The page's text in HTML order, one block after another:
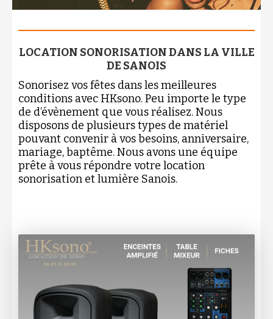
LOCATION SONORISATION DANS LA VILLE
DE SANOIS
Sonorisez vos fêtes dans les meilleures
conditions avec HKsono. Peu importe le type
de d’évènement que vous réalisez. Nous
disposons de plusieurs types de matériel
pouvant convenir à vos besoins, anniversaire,
mariage, baptême. Nous avons une équipe
prête à vous répondre votre location
sonorisation et lumière Sanois.